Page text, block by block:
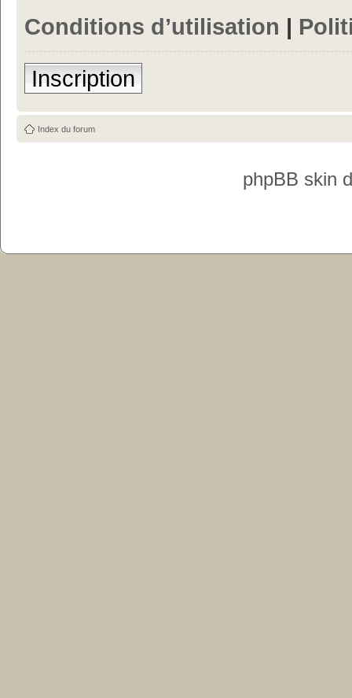
Conditions d’utilisation |
Inscription
Index du forum
phpBB skin